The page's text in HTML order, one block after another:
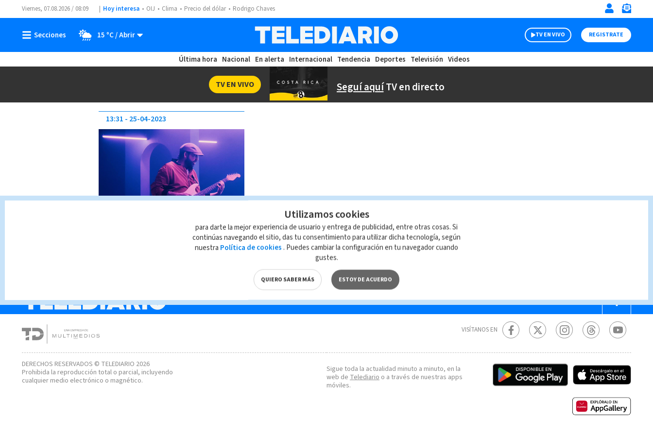
Viernes, 07.08.2026 / 08:09 Hoy interesa OIJ Clima Precio del dólar Rodrigo Chaves
15 ºC TV EN VIVO REGISTRATE
Última hora Nacional En alerta Internacional Tendencia Deportes Televisión Videos
Seguí aquíTV en directo
TV EN VIVO
Costa Rica: esto cuestan
13:31 25-04-2023
DERECHOS RESERVADOS © TELEDIARIO 2026
Prohibida la reproducción total o parcial, incluyendo
cualquier medio electrónico o magnético.
VISÍTANOS EN
Sigue toda la actualidad minuto a minuto, en la
web de Telediario o a través de nuestras apps
móviles.
Utilizamos cookies
para darte la mejor experiencia de usuario y entrega de publicidad, entre otras cosas. Si
continúas navegando el sitio, das tu consentimiento para utilizar dicha tecnología, según
nuestra Política de cookies . Puedes cambiar la configuración en tu navegador cuando
gustes.
QUIERO SABER MÁS ESTOY DE ACUERDO